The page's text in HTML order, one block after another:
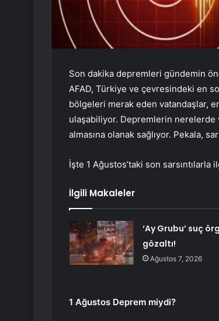
Son dakika depremleri gündemin
AFAD, Türkiye ve çevresindeki en
bölgeleri merak eden vatandaşlar,
ulaşabiliyor. Depremlerin
almasına olanak sağlıyor. Pekala,
İşte 1 Ağustos’taki son
İlgili Makaleler
‘Ay Grubu’ suç
gözaltı!
Ağustos 7, 2026
1 Ağustos Deprem miydi?